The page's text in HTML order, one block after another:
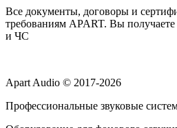
Все документы, договоры и
требованиям APART. Вы
и ЧС
Apart Audio © 2017-2026
Профессиональные звуковые